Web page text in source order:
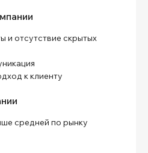
и отсутствие скрытых
к клиенту
средней по рынку